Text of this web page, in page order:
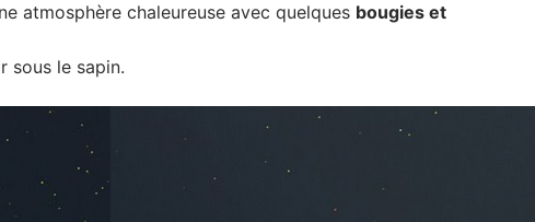
atmosphère chaleureuse avec quelques bougies et
sous le sapin.